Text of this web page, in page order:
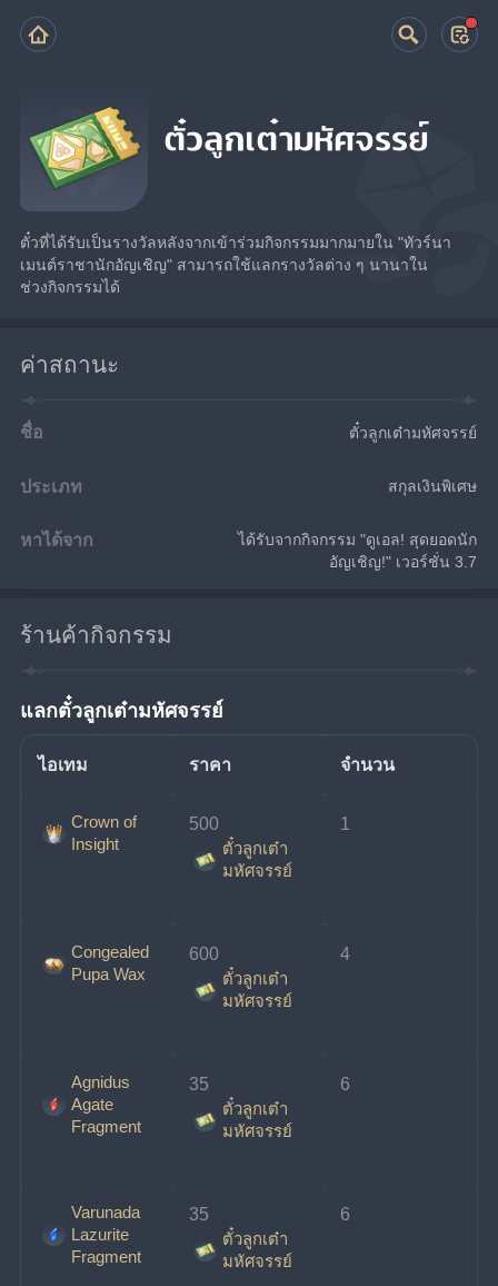
ตั๋วลูกเต๋ามหัศจรรย์
ตั๋วที่ได้รับเป็นรางวัลหลังจากเข้าร่วมกิจกรรมมากมายใน "ทัวร์นา
เมนต์ราชานักอัญเชิญ" สามารถใช้แลกรางวัลต่าง ๆ นานาใน
ช่วงกิจกรรมได้
ค่าสถานะ
ชื่อ ตั๋วลูกเต๋ามหัศจรรย์
ประเภท สกุลเงินพิเศษ
หาได้จาก
ได้รับจากกิจกรรม "ดูเอล! สุดยอดนัก
อัญเชิญ!" เวอร์ชั่น 3.7
ร้านค้ากิจกรรม
แลกตั๋วลูกเต๋ามหัศจรรย์
ไอเทม ราคา จำนวน
Crown of
Insight
500
ตั๋วลูกเต๋า
มหัศจรรย์
1
Congealed
Pupa Wax
600
ตั๋วลูกเต๋า
มหัศจรรย์
4
Agnidus
Agate
Fragment
35
ตั๋วลูกเต๋า
มหัศจรรย์
6
Varunada
Lazurite
Fragment
35
ตั๋วลูกเต๋า
มหัศจรรย์
6